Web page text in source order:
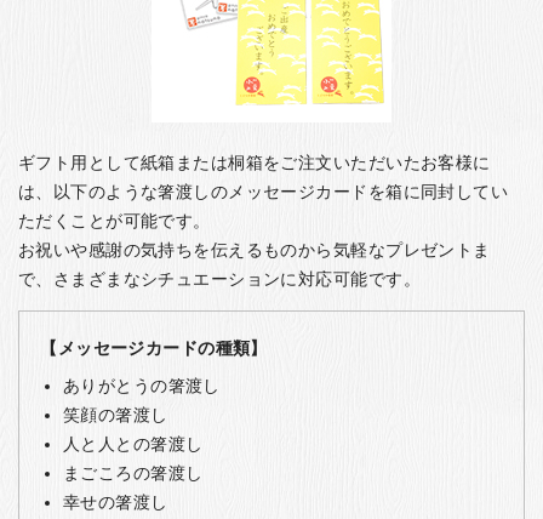
ギフト用として紙箱または桐箱をご注文いただいたお客様に
は、以下のような箸渡しのメッセージカードを箱に同封してい
ただくことが可能です。
お祝いや感謝の気持ちを伝えるものから気軽なプレゼントま
で、さまざまなシチュエーションに対応可能です。
【メッセージカードの種類】
ありがとうの箸渡し
笑顔の箸渡し
人と人との箸渡し
まごころの箸渡し
幸せの箸渡し